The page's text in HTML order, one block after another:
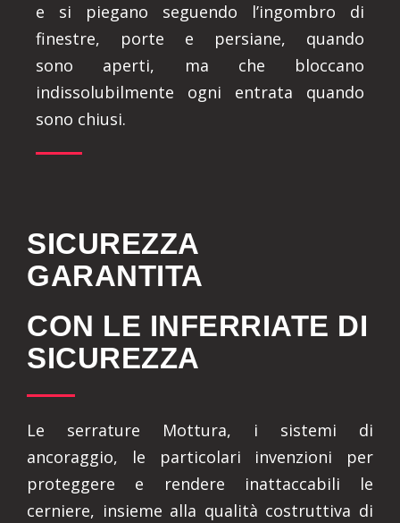
e si piegano seguendo l’ingombro di
finestre, porte e persiane, quando
sono aperti, ma che bloccano
indissolubilmente ogni entrata quando
sono chiusi.
SICUREZZA
GARANTITA
CON LE INFERRIATE DI
SICUREZZA
Le serrature Mottura, i sistemi di
ancoraggio, le particolari invenzioni per
proteggere e rendere inattaccabili le
cerniere, insieme alla qualità costruttiva di